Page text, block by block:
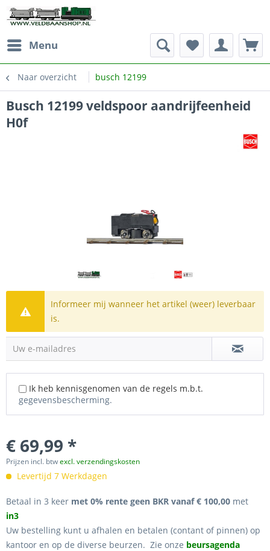
Menu
Naar overzicht busch 12199
Busch 12199 veldspoor aandrijfeenheid
H0f
Informeer mij wanneer het artikel (weer) leverbaar
is.
Uw e-mailadres
Ik heb kennisgenomen van de regels m.b.t.
gegevensbescherming.
€ 69,99 *
Prijzen incl. btwexcl. verzendingskosten
Levertijd 7 Werkdagen
Betaal in 3 keer met 0% rente geen BKR vanaf € 100,00 met
in3
Uw bestelling kunt u afhalen en betalen (contant of pinnen) op
kantoor en op de diverse beurzen. Zie onze beursagenda